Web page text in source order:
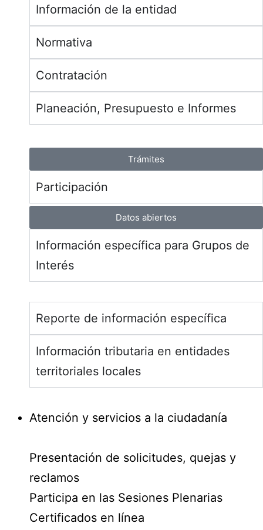
Información de la entidad
Normativa
Contratación
Planeación, Presupuesto e Informes
Trámites
Participación
Datos abiertos
Información específica para Grupos de
Interés
Reporte de información específica
Información tributaria en entidades
territoriales locales
Atención y servicios a la ciudadanía
Presentación de solicitudes, quejas y
reclamos
Participa en las Sesiones Plenarias
Certificados en línea